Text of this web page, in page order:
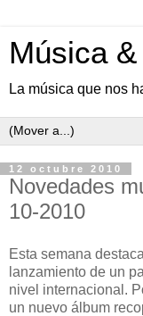
Música
La música que nos
12 octubre 2010
Novedades
10-2010
Esta semana
lanzamiento de un
nivel internacional.
un nuevo álbum